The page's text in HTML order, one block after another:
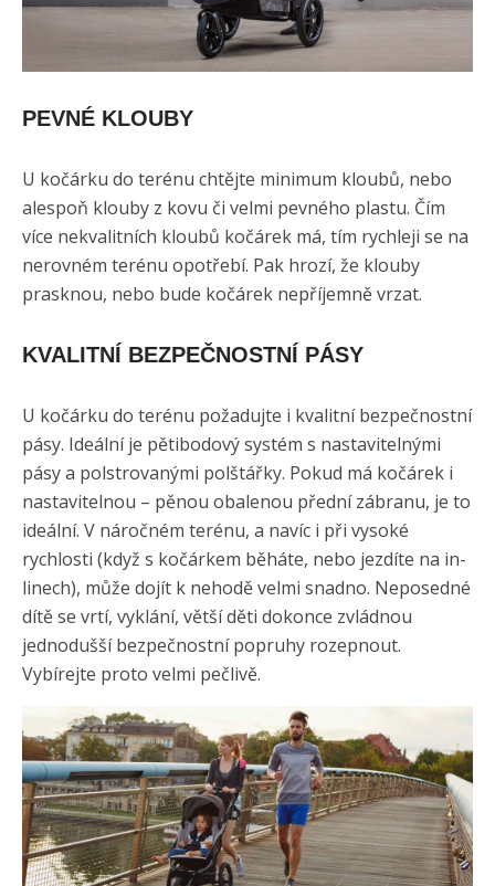
PEVNÉ KLOUBY
U kočárku do terénu chtějte minimum kloubů, nebo
alespoň klouby z kovu či velmi pevného plastu. Čím
více nekvalitních kloubů kočárek má, tím rychleji se na
nerovném terénu opotřebí. Pak hrozí, že klouby
prasknou, nebo bude kočárek nepříjemně vrzat.
KVALITNÍ BEZPEČNOSTNÍ PÁSY
U kočárku do terénu požadujte i kvalitní bezpečnostní
pásy. Ideální je pětibodový systém s nastavitelnými
pásy a polstrovanými polštářky. Pokud má kočárek i
nastavitelnou – pěnou obalenou přední zábranu, je to
ideální. V náročném terénu, a navíc i při vysoké
rychlosti (když s kočárkem běháte, nebo jezdíte na in-
linech), může dojít k nehodě velmi snadno. Neposedné
dítě se vrtí, vyklání, větší děti dokonce zvládnou
jednodušší bezpečnostní popruhy rozepnout.
Vybírejte proto velmi pečlivě.